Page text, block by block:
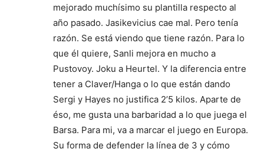
mejorado muchísimo su plantilla respecto al
año pasado. Jasikevicius cae mal. Pero tenía
razón. Se está viendo que tiene razón. Para lo
que él quiere, Sanli mejora en mucho a
Pustovoy. Joku a Heurtel. Y la diferencia entre
tener a Claver/Hanga o lo que están dando
Sergi y Hayes no justifica 2’5 kilos. Aparte de
éso, me gusta una barbaridad a lo que juega el
Barsa. Para mi, va a marcar el juego en Europa.
Su forma de defender la línea de 3 y cómo